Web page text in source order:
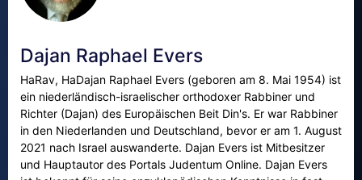
Dajan Raphael Evers
HaRav, HaDajan Raphael Evers (geboren am 8. Mai 1954) ist
ein niederländisch-israelischer orthodoxer Rabbiner und
Richter (Dajan) des Europäischen Beit Din's. Er war Rabbiner
in den Niederlanden und Deutschland, bevor er am 1. August
2021 nach Israel auswanderte. Dajan Evers ist Mitbesitzer
und Hauptautor des Portals Judentum Online. Dajan Evers